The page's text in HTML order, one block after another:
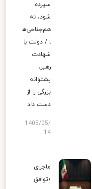
سپرده
شود، نه
هم‌جناحی‌ه
ا / دولت با
شهادت
رهبر،
پشتوانه
بزرگی را از
دست داد
1405/05/
14
ماجرای
«توافق